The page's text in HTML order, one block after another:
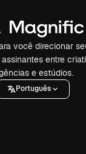
você direcionar
entre
e estúdios.
Português